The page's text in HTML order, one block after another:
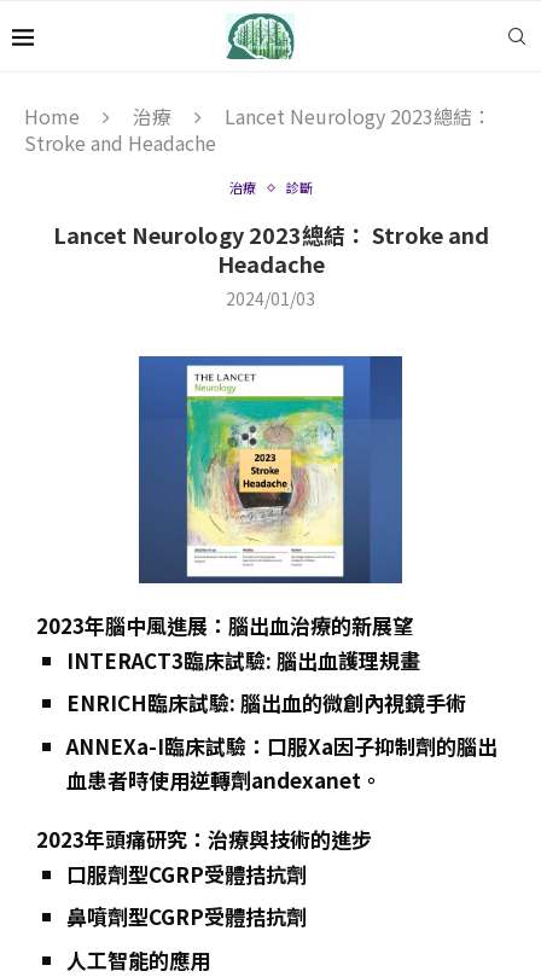
Home 治療
Lancet Neurology 2023總結：
Stroke and Headache
治療 診斷
Lancet Neurology 2023總結： Stroke and
Headache
2024/01/03
2023年腦中風進展：腦出血治療的新展望
INTERACT3臨床試驗: 腦出血護理規畫
ENRICH臨床試驗: 腦出血的微創內視鏡手術
ANNEXa-I臨床試驗：口服Xa因子抑制劑的腦出
血患者時使用逆轉劑andexanet。
2023年頭痛研究：治療與技術的進步
口服劑型CGRP受體拮抗劑
鼻噴劑型CGRP受體拮抗劑
人工智能的應用